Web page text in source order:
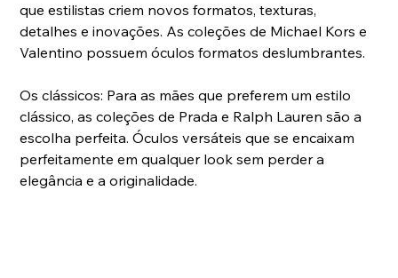
que estilistas criem novos formatos, texturas,
detalhes e inovações. As coleções de Michael Kors e
Valentino possuem óculos formatos deslumbrantes.
Os clássicos: Para as mães que preferem um estilo
clássico, as coleções de Prada e Ralph Lauren são a
escolha perfeita. Óculos versáteis que se encaixam
perfeitamente em qualquer look sem perder a
elegância e a originalidade.